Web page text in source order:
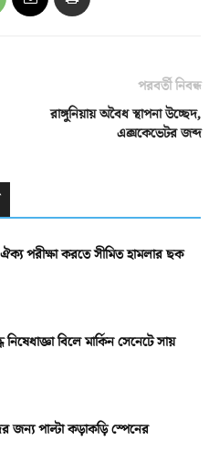
পরবর্তী নিবন্ধ
রাঙ্গুনিয়ায় অবৈধ স্থাপনা উচ্ছেদ,
এক্সকেভেটর জব্দ
পরীক্ষা করতে সীমিত হামলার ছক
নিষেধাজ্ঞা বিলে মার্কিন সেনেটে সায়
জন্য পাল্টা কড়াকড়ি স্পেনের